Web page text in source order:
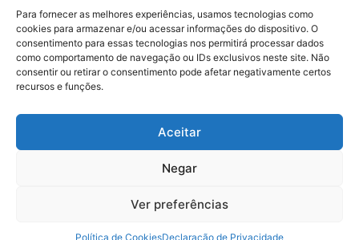
Para fornecer as melhores experiências, usamos tecnologias como
cookies para armazenar e/ou acessar informações do dispositivo. O
consentimento para essas tecnologias nos permitirá processar dados
como comportamento de navegação ou IDs exclusivos neste site. Não
consentir ou retirar o consentimento pode afetar negativamente certos
recursos e funções.
Aceitar
Negar
Ver preferências
Política de CookiesDeclaração de Privacidade
Podcast
Legal
Termo de uso do usuário e assinante
Termos de Uso dos Cursos